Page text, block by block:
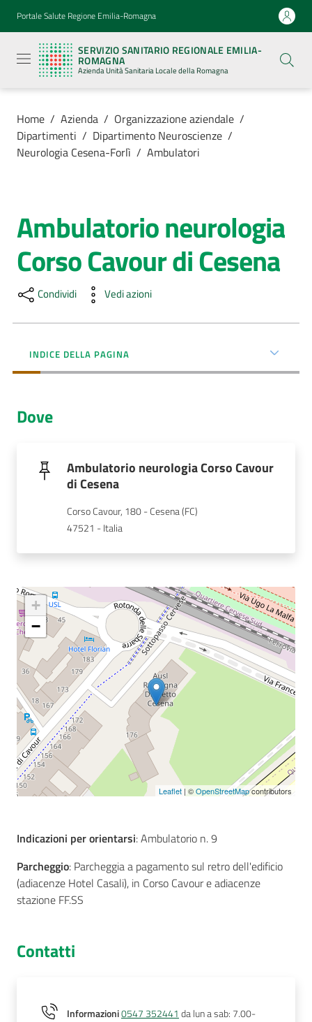
Vai al contenuto
Vai alla navigazione
Vai al footer
Portale Salute Regione Emilia-Romagna
SERVIZIO SANITARIO REGIONALE EMILIA-
ROMAGNA
Azienda Unità Sanitaria Locale della Romagna
Sanitario
Regionale
Emilia-
Romagna
Azienda
Sanitaria
Locale della
Romagna
Servizi
Luoghi
di
cura
Menu selezionato
Comunica
Carta
a...
Bandi
e
Concorsi
Seguici
su
Home / Azienda / Organizzazione aziendale /
Dipartimenti / Dipartimento Neuroscienze /
Neurologia Cesena-Forlì / Ambulatori
Salta al contenuto
Ambulatorio neurologia
Corso Cavour di Cesena
Condividi Vedi azioni
INDICE DELLA PAGINA
Dove
Ambulatorio neurologia Corso Cavour
di Cesena
Corso Cavour, 180 - Cesena (FC)
47521 - Italia
+
−
Leaflet | ©OpenStreetMapcontributors
Indicazioni per orientarsi: Ambulatorio n. 9
Parcheggio: Parcheggia a pagamento sul retro dell'edificio
(adiacenze Hotel Casali), in Corso Cavour e adiacenze
stazione FF.SS
Contatti
Informazioni0547 352441 da lun a sab: 7.00-